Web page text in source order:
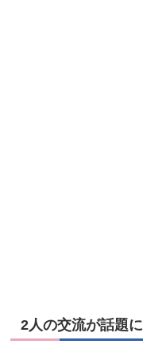
2人の交流が話題に